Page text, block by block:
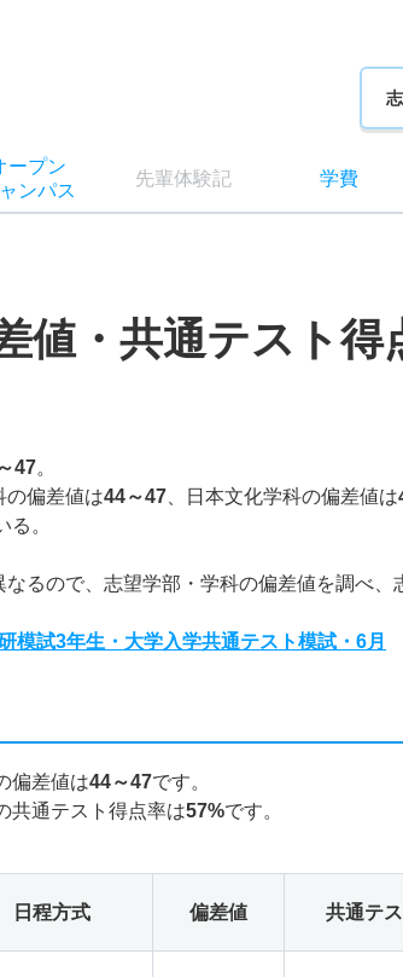
ープン
ンパス
先輩体験記 学費
値・共通テスト得
47。
の偏差値は44～47 、日本文化学科の偏差値は
る。
るので、志望学部・学科の偏差値を調べ、
模試3年生・大学入学共通テスト模試・6月
偏差値は44～47です。
共通テスト得点率は57%です。
日程方式 偏差値 共通テ